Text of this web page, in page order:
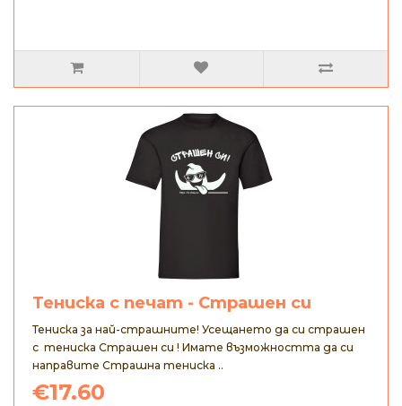
Тениска с печат - Страшен си
Тениска за най-страшните! Усещането да си страшен
с тениска Страшен си ! Имате възможността да си
направите Страшна тениска ..
€17.60